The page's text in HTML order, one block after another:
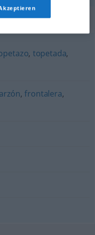
, topetada,
arzón,frontalera,